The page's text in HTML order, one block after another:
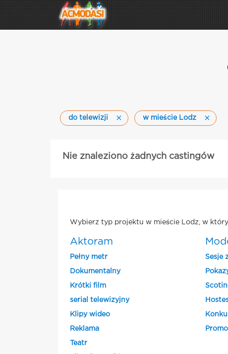
do telewizji w mieście Lodz
Nie znaleziono żadnych castingów
Wybierz typ projektu w mieście Lodz, w
Aktoram
Pełny metr
Dokumentalny
Krótki film
serial telewizyjny
Klipy wideo
Reklama
Teatr
Sesje